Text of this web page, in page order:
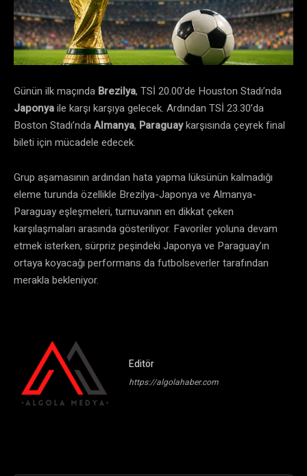
Günün ilk maçında Brezilya, TSİ 20.00’de Houston Stadı’nda
Japonyaile karşı karşıya gelecek. Ardından TSİ 23.30’da
Boston Stadı’ndaAlmanya, Paraguaykarşısında çeyrek final
bileti için mücadele edecek.
Grup aşamasının ardından hata yapma lüksünün kalmadığı
eleme turunda özellikle Brezilya-Japonya ve Almanya-
Paraguay eşleşmeleri, turnuvanın en dikkat çeken
karşılaşmaları arasında gösteriliyor. Favoriler yoluna devam
etmek isterken, sürpriz peşindeki Japonya ve Paraguay’ın
ortaya koyacağı performans da futbolseverler tarafından
merakla bekleniyor.
Editör
https://algolahaber.com